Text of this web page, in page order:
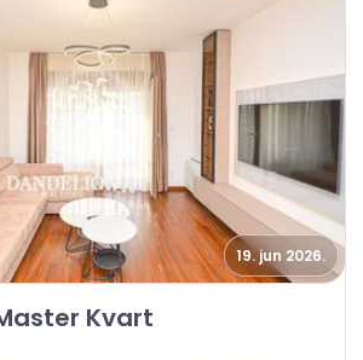
19. jun 2026.
Podgorica, Master Kvart
Kvart